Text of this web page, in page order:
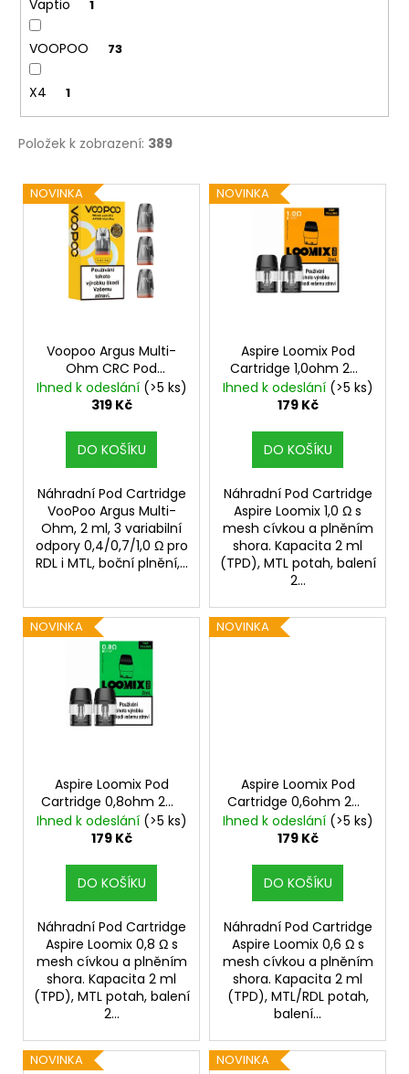
Vaptio 1
VOOPOO 73
X4 1
Položek k zobrazení: 389
V
ý
NOVINKA
Voopoo Argus Multi-
Ohm CRC Pod
Cartridge 2ml 3ks
Ihned k odeslání (>5 ks)
319 Kč
DO KOŠÍKU
Náhradní Pod Cartridge
VooPoo Argus Multi-
Ohm, 2 ml, 3 variabilní
odpory 0,4/0,7/1,0 Ω pro
RDL i MTL, boční plnění,...
NOVINKA
Aspire Loomix Pod
Cartridge 1,0ohm 2ml
2ks
Ihned k odeslání (>5 ks)
179 Kč
DO KOŠÍKU
Náhradní Pod Cartridge
Aspire Loomix 1,0 Ω s
mesh cívkou a plněním
shora. Kapacita 2 ml
(TPD), MTL potah, balení
2...
NOVINKA
Aspire Loomix Pod
Cartridge 0,8ohm 2ml
2ks
Ihned k odeslání (>5 ks)
179 Kč
DO KOŠÍKU
Náhradní Pod Cartridge
Aspire Loomix 0,8 Ω s
mesh cívkou a plněním
shora. Kapacita 2 ml
(TPD), MTL potah, balení
2...
NOVINKA
Aspire Loomix Pod
Cartridge 0,6ohm 2ml
2ks
Ihned k odeslání (>5 ks)
179 Kč
DO KOŠÍKU
Náhradní Pod Cartridge
Aspire Loomix 0,6 Ω s
mesh cívkou a plněním
shora. Kapacita 2 ml
(TPD), MTL/RDL potah,
balení...
NOVINKA NOVINKA